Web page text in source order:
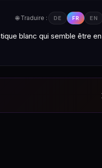
🌐 Traduire : DE FR EN
blanc qui semble être en